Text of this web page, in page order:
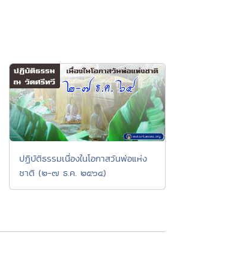
ปฏิบัติธรรมเนื่องในโอกาสวันพ่อแห่ง
ชาติ (๒-๗ ธ.ค. ๒๕๖๔)